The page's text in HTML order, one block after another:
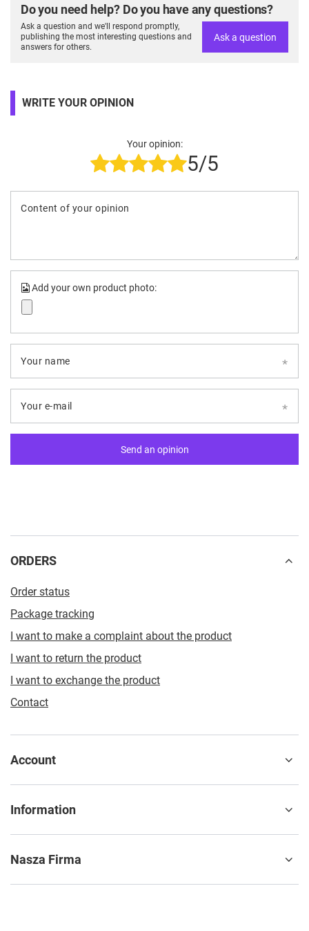
Do you need help? Do you have any questions?
Ask a question and we'll respond promptly,
publishing the most interesting questions and
answers for others.
Ask a question
WRITE YOUR OPINION
Your opinion:
5/5
Content of your opinion
Add your own product photo:
Your name
Your e-mail
Send an opinion
ORDERS
Order status
Package tracking
I want to make a complaint about the product
I want to return the product
I want to exchange the product
Contact
Account
Information
Nasza Firma